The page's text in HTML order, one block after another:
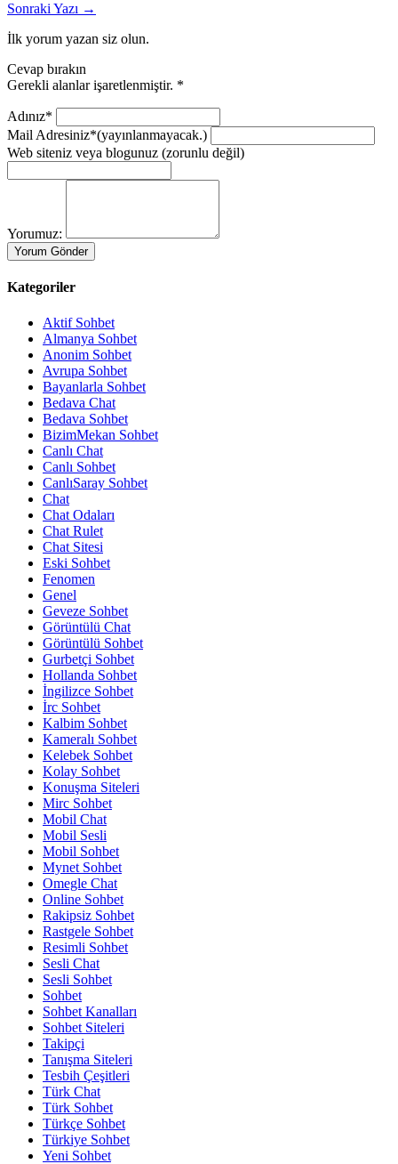
Sonraki Yazı →
İlk yorum yazan siz olun.
Cevap bırakın
Gerekli alanlar işaretlenmiştir. *
Adınız*
Mail Adresiniz*(yayınlanmayacak.)
Web siteniz veya blogunuz (zorunlu değil)
Yorumuz:
Kategoriler
Aktif Sohbet
Almanya Sohbet
Anonim Sohbet
Avrupa Sohbet
Bayanlarla Sohbet
Bedava Chat
Bedava Sohbet
BizimMekan Sohbet
Canlı Chat
Canlı Sohbet
CanlıSaray Sohbet
Chat
Chat Odaları
Chat Rulet
Chat Sitesi
Eski Sohbet
Fenomen
Genel
Geveze Sohbet
Görüntülü Chat
Görüntülü Sohbet
Gurbetçi Sohbet
Hollanda Sohbet
İngilizce Sohbet
İrc Sohbet
Kalbim Sohbet
Kameralı Sohbet
Kelebek Sohbet
Kolay Sohbet
Konuşma Siteleri
Mirc Sohbet
Mobil Chat
Mobil Sesli
Mobil Sohbet
Mynet Sohbet
Omegle Chat
Online Sohbet
Rakipsiz Sohbet
Rastgele Sohbet
Resimli Sohbet
Sesli Chat
Sesli Sohbet
Sohbet
Sohbet Kanalları
Sohbet Siteleri
Takipçi
Tanışma Siteleri
Tesbih Çeşitleri
Türk Chat
Türk Sohbet
Türkçe Sohbet
Türkiye Sohbet
Yeni Sohbet